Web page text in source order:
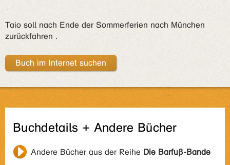
Taio soll nach Ende der Sommerferien nach München
zurückfahren .
Buch im Internet suchen
Buchdetails + Andere Bücher
Andere Bücher aus der Reihe Die Barfuß-Bande